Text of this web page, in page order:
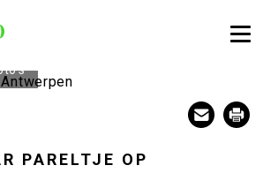
PARELTJE OP